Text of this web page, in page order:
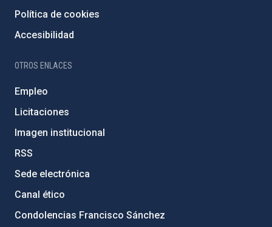
Política de cookies
Accesibilidad
OTROS ENLACES
Empleo
Licitaciones
Imagen institucional
RSS
Sede electrónica
Canal ético
Condolencias Francisco Sánchez